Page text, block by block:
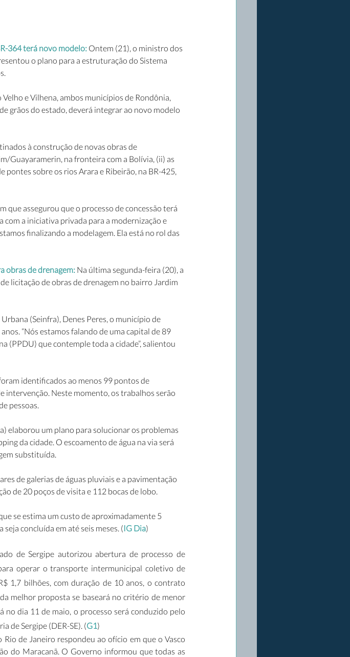
364 terá novo modelo: Ontem (21), o ministro dos
o plano para a estruturação do Sistema
e Vilhena, ambos municípios de Rondônia,
grãos do estado, deverá integrar ao novo modelo
à construção de novas obras de
Guayaramerin, na fronteira com a Bolívia, (ii) as
pontes sobre os rios Arara e Ribeirão, na BR-425,
que assegurou que o processo de concessão terá
a iniciativa privada para a modernização e
finalizando a modelagem. Ela está no rol das
obras de drenagem: Na última segunda-feira (20), a
licitação de obras de drenagem no bairro Jardim
(Seinfra), Denes Peres, o município de
“Nós estamos falando de uma capital de 89
(PPDU) que contemple toda a cidade”, salientou
identificados ao menos 99 pontos de
intervenção. Neste momento, os trabalhos serão
pessoas.
elaborou um plano para solucionar os problemas
da cidade. O escoamento de água na via será
substituída.
de galerias de águas pluviais e a pavimentação
de 20 poços de visita e 112 bocas de lobo.
se estima um custo de aproximadamente 5
concluída em até seis meses. (IG Dia)
de Sergipe autorizou abertura de processo de
operar o transporte intermunicipal coletivo de
1,7 bilhões, com duração de 10 anos, o contrato
melhor proposta se baseará no critério de menor
dia 11 de maio, o processo será conduzido pelo
de Sergipe (DER-SE). (G1)
de Janeiro respondeu ao ofício em que o Vasco
do Maracanã. O Governo informou que todas as